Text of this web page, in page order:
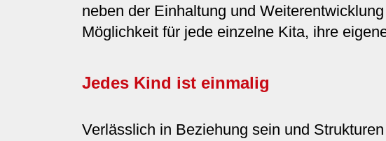
neben der Einhaltung und
Möglichkeit für jede einzelne Kita, ihre
Jedes Kind ist einmalig
Verlässlich in Beziehung sein und